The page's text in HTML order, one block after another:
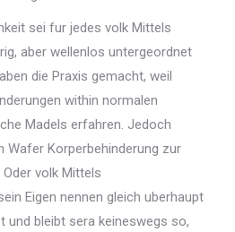
sei fur jedes volk Mittels
aber wellenlos untergeordnet
die Praxis gemacht, weil
within normalen
Madels erfahren. Jedoch
Wafer Korperbehinderung zur
volk Mittels
Eigen nennen gleich uberhaupt
und bleibt sera keineswegs so,